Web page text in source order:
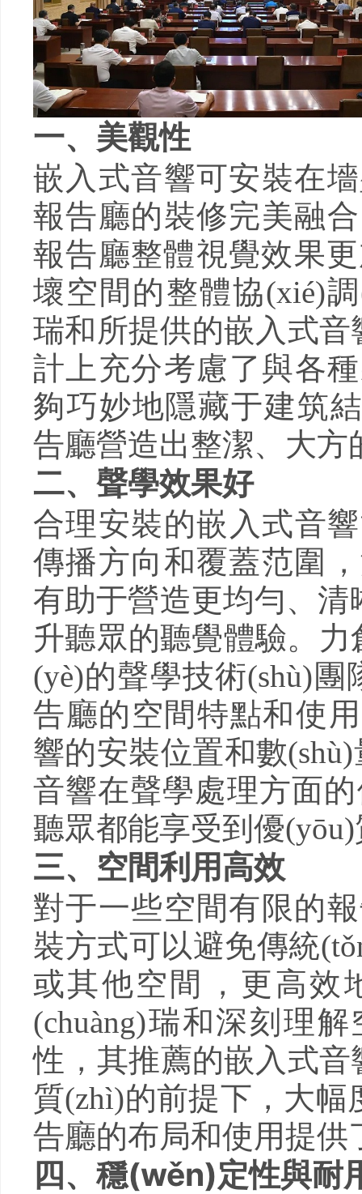
一、美觀性
嵌入式音響可安裝在
報告廳的裝修完美融合
報告廳整體視覺效果更加
壞空間的整體協(xié)調
瑞和所提供的嵌入式音響
計上充分考慮了與各
夠巧妙地隱藏于建筑結
告廳營造出整潔、大
二、聲學效果好
合理安裝的嵌入式音
傳播方向和覆蓋范圍
有助于營造更均勻、
升聽眾的聽覺體驗。力
(yè)的聲學技術(shù)團隊
告廳的空間特點和使
響的安裝位置和數(shù)
音響在聲學處理方面的優
聽眾都能享受到優(yōu)
三、空間利用高效
對于一些空間有限的報
裝方式可以避免傳統
或其他空間，更高
(chuàng)瑞和深刻理
性，其推薦的嵌入式音
質(zhì)的前提下，大幅
告廳的布局和使用提供了
四、穩(wěn)定性與耐